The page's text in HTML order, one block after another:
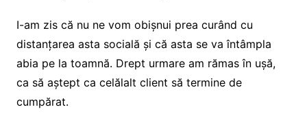
I-am zis că nu ne vom obișnui prea curând cu
distanțarea asta socială și că asta se va întâmpla
abia pe la toamnă. Drept urmare am rămas în ușă,
ca să aștept ca celălalt client să termine de
cumpărat.